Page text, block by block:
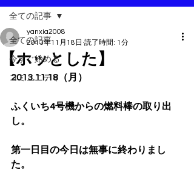
全ての記事
今すぐ始める
コミュニティ
全ての記事
【ホッとした】
yanxia2008
2013年11月18日 読了時間: 1分
2013.11.18（月）
ふくいち4号機からの燃料棒の取り出
し。
第一日目の今日は無事に終わりまし
た。